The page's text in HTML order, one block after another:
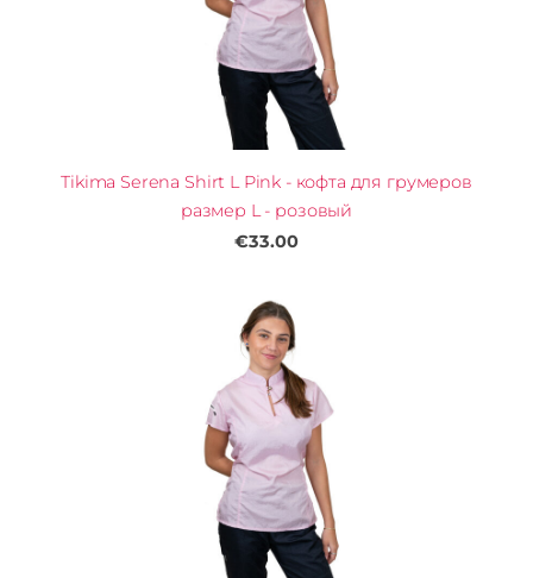
Tikima Serena Shirt L Pink - кофта для грумеров
размер L - розовый
€33.00